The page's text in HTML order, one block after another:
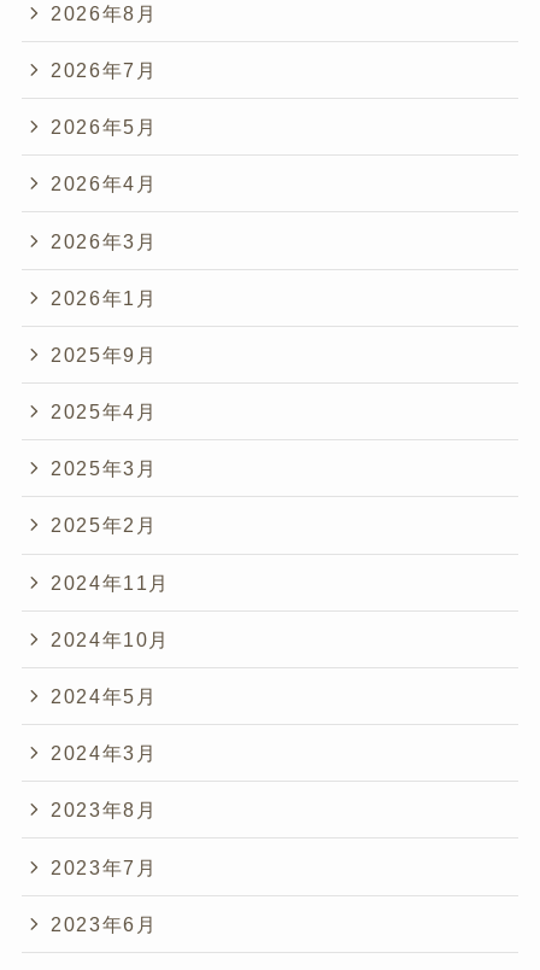
2026年8月
2026年7月
2026年5月
2026年4月
2026年3月
2026年1月
2025年9月
2025年4月
2025年3月
2025年2月
2024年11月
2024年10月
2024年5月
2024年3月
2023年8月
2023年7月
2023年6月